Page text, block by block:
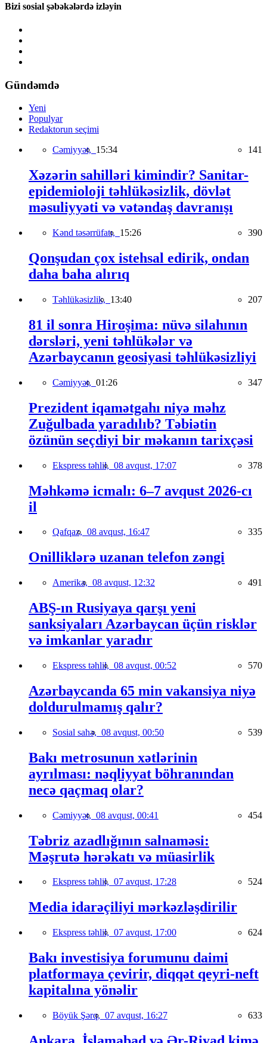
Bizi sosial şəbəkələrdə izləyin
Gündəmdə
Yeni
Populyar
Redaktorun seçimi
Cəmiyyət, 15:34 141
Xəzərin sahilləri kimindir? Sanitar-
epidemioloji təhlükəsizlik, dövlət
məsuliyyəti və vətəndaş davranışı
Kənd təsərrüfatı, 15:26 390
Qonşudan çox istehsal edirik, ondan
daha baha alırıq
Təhlükəsizlik, 13:40 207
81 il sonra Hiroşima: nüvə silahının
dərsləri, yeni təhlükələr və
Azərbaycanın geosiyasi təhlükəsizliyi
Cəmiyyət, 01:26 347
Prezident iqamətgahı niyə məhz
Zuğulbada yaradılıb? Təbiətin
özünün seçdiyi bir məkanın tarixçəsi
Ekspress təhlil, 08 avqust, 17:07 378
Məhkəmə icmalı: 6–7 avqust 2026-cı
il
Qafqaz, 08 avqust, 16:47 335
Onilliklərə uzanan telefon zəngi
Amerika, 08 avqust, 12:32 491
ABŞ-ın Rusiyaya qarşı yeni
sanksiyaları Azərbaycan üçün risklər
və imkanlar yaradır
Ekspress təhlil, 08 avqust, 00:52 570
Azərbaycanda 65 min vakansiya niyə
doldurulmamış qalır?
Sosial sahə, 08 avqust, 00:50 539
Bakı metrosunun xətlərinin
ayrılması: nəqliyyat böhranından
necə qaçmaq olar?
Cəmiyyət, 08 avqust, 00:41 454
Təbriz azadlığının salnaməsi:
Məşrutə hərəkatı və müasirlik
Ekspress təhlil, 07 avqust, 17:28 524
Media idarəçiliyi mərkəzləşdirilir
Ekspress təhlil, 07 avqust, 17:00 624
Bakı investisiya forumunu daimi
platformaya çevirir, diqqət qeyri-neft
kapitalına yönəlir
Böyük Şərq, 07 avqust, 16:27 633